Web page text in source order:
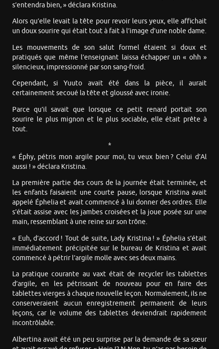
s’entendra bien, » déclara Kristina.
Alors qu’elle levait la tête pour revoir leurs yeux, elle affichait
un doux sourire qui était tout à fait à l’image d’une noble dame.
Les mouvements de son salut formel étaient si doux et
pratiqués que même l’enseignant laissa échapper un « ohh »
silencieux, impressionné par son sang-froid.
Cependant, si Yuuto avait été dans la pièce, il aurait
certainement secoué la tête et gloussé avec ironie.
Parce qu’il savait que lorsque ce petit renard portait son
sourire le plus mignon et le plus sociable, elle était prête à
tout.
*
« Éphy, pétris mon argile pour moi, tu veux bien ? Celui d’Al
aussi ! » déclara Kristina.
La première partie des cours de la journée était terminée, et
les enfants faisaient une courte pause, lorsque Kristina avait
appelé Éphelia et avait commencé à lui donner des ordres. Elle
s’était assise avec les jambes croisées et la joue posée sur une
main, ressemblant à une reine sur son trône.
« Euh, d’accord ! Tout de suite, Lady Kristina ! » Éphelia s’était
immédiatement précipitée sur le bureau de Kristina et avait
commencé à pétrir l’argile molle avec ses deux mains.
La pratique courante au vaxt était de recycler les tablettes
d’argile, en les pétrissant de nouveau pour en faire des
tablettes vierges à chaque nouvelle leçon. Normalement, ils ne
conserveraient aucun enregistrement permanent de leurs
leçons, car le volume des tablettes deviendrait rapidement
incontrôlable.
Albertina avait été un peu surprise par la demande de sa sœur